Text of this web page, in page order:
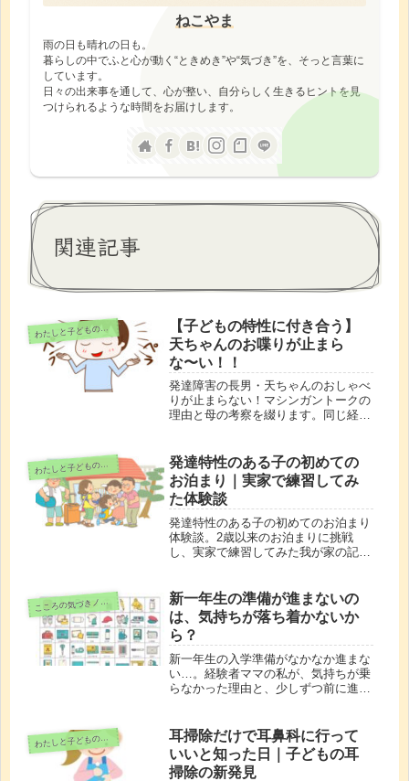
ねこやま
雨の日も晴れの日も。
暮らしの中でふと心が動く“ときめき”や“気づき”を、そっと言葉に
しています。
日々の出来事を通して、心が整い、自分らしく生きるヒントを見
つけられるような時間をお届けします。
関連記事
わ
たしと子どもの時間
【子どもの特性に付き合う】
天ちゃんのお喋りが止まら
な〜い！！
発達障害の長男・天ちゃんのおしゃべ
りが止まらない！マシンガントークの
理由と母の考察を綴ります。同じ経験
わ
たしと子どもの時間
発達特性のある子の初めての
お泊まり｜実家で練習してみ
た体験談
発達特性のある子の初めてのお泊まり
体験談。2歳以来のお泊まりに挑戦
し、実家で練習してみた我が家の記録
ちの変化もお話しします。
こ
ころの気づきノート
新一年生の準備が進まないの
は、気持ちが落ち着かないか
ら？
新一年生の入学準備がなかなか進まな
い…。経験者ママの私が、気持ちが乗
らなかった理由と、少しずつ前に進め
わ
たしと子どもの時間
耳掃除だけで耳鼻科に行って
いいと知った日｜子どもの耳
掃除の新発見